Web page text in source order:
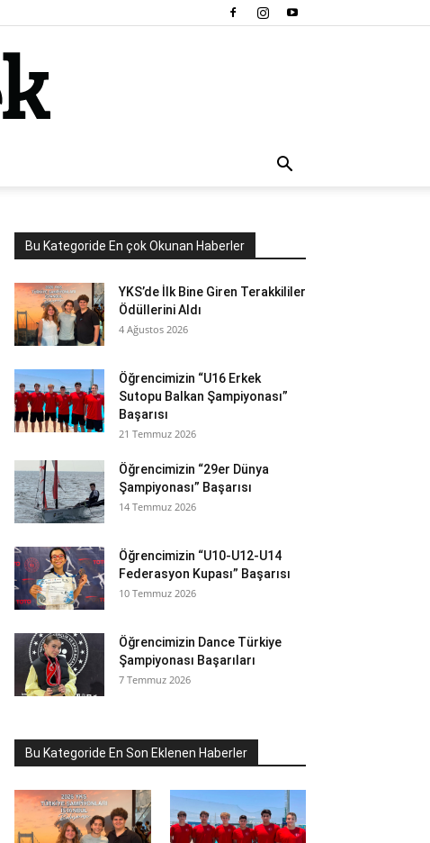
Bu Kategoride En çok Okunan Haberler
YKS’de İlk Bine Giren Terakkililer
Ödüllerini Aldı
4 Ağustos 2026
Öğrencimizin “U16 Erkek
Sutopu Balkan Şampiyonası”
Başarısı
21 Temmuz 2026
Öğrencimizin “29er Dünya
Şampiyonası” Başarısı
14 Temmuz 2026
Öğrencimizin “U10-U12-U14
Federasyon Kupası” Başarısı
10 Temmuz 2026
Öğrencimizin Dance Türkiye
Şampiyonası Başarıları
7 Temmuz 2026
Bu Kategoride En Son Eklenen Haberler